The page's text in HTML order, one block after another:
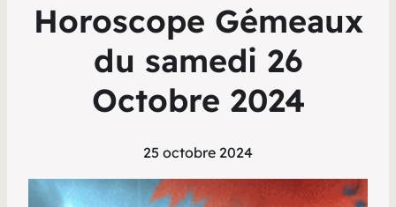
Horoscope Gémeaux
du samedi 26
Octobre 2024
25 octobre 2024